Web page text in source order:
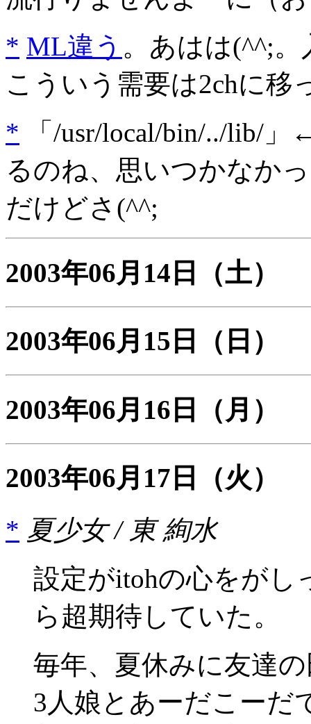
* ML違う 。あはは(^^;
こういう需要は2chに移
* 「/usr/local/bin/../lib/
るのね、思いつかなか
だけどさ(^^;
2003年06月14日 （土）
2003年06月15日 （日）
2003年06月16日 （月）
2003年06月17日
（火）
* 夏少女 / 東 絢水
設定がitohの心をがし
ら超期待していた。
毎年、夏休みに友達
3人娘とあーだこー